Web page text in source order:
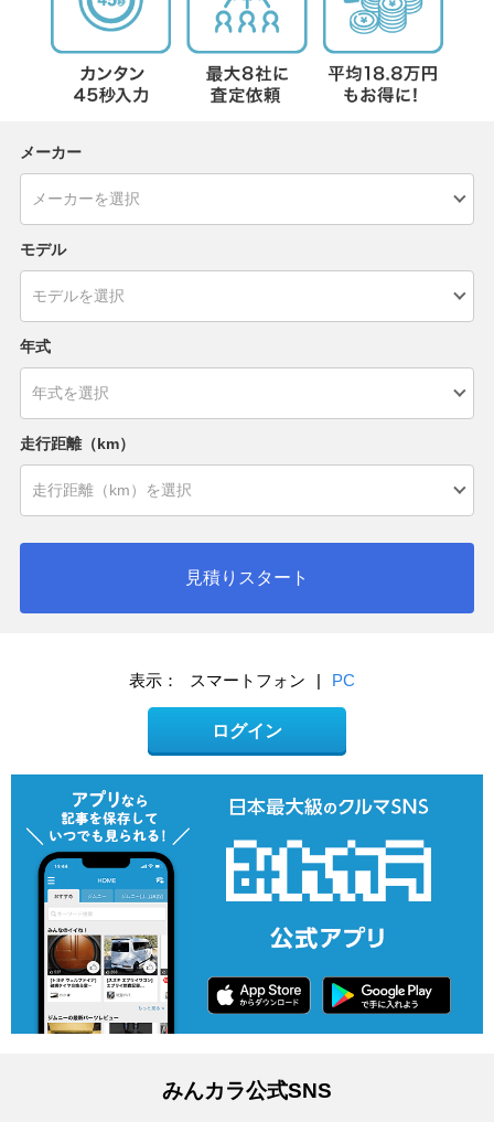
メーカー
モデル
年式
走行距離（km）
見積りスタート
表示： スマートフォン | PC
ログイン
みんカラ公式SNS